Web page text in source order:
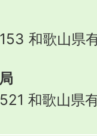
和歌山県
和歌山県